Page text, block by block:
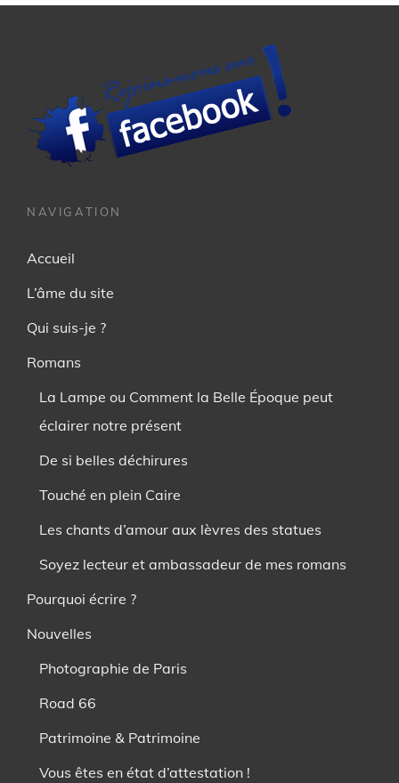
NAVIGATION
Accueil
L’âme du site
Qui suis-je ?
Romans
La Lampe ou Comment la Belle Époque peut
éclairer notre présent
De si belles déchirures
Touché en plein Caire
Les chants d’amour aux lèvres des statues
Soyez lecteur et ambassadeur de mes romans
Pourquoi écrire ?
Nouvelles
Photographie de Paris
Road 66
Patrimoine & Patrimoine
Vous êtes en état d’attestation !